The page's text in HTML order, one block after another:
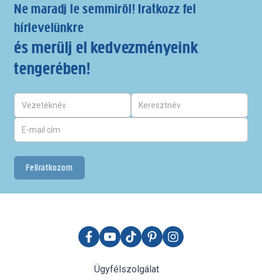
Ne maradj le semmiről! Iratkozz fel
hírlevelünkre
és merülj el kedvezményeink
tengerében!
Feliratkozom
Ügyfélszolgálat